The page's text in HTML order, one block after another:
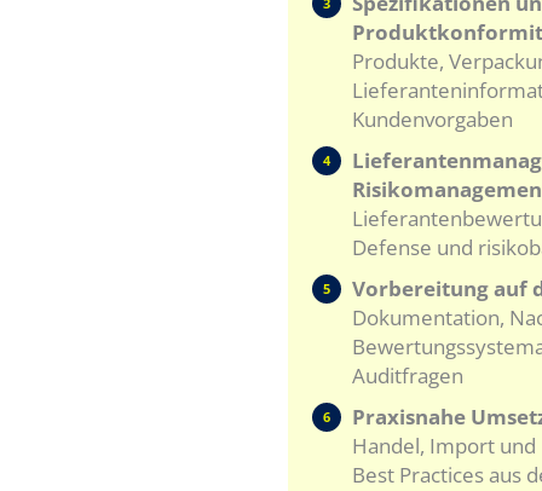
Produkte,
Kundenvorgaben
4
Defense und
5
Vorbereitung auf
Dokumentation,
Auditfragen
6
Praxisnahe
Handel, Import
Best Practices aus